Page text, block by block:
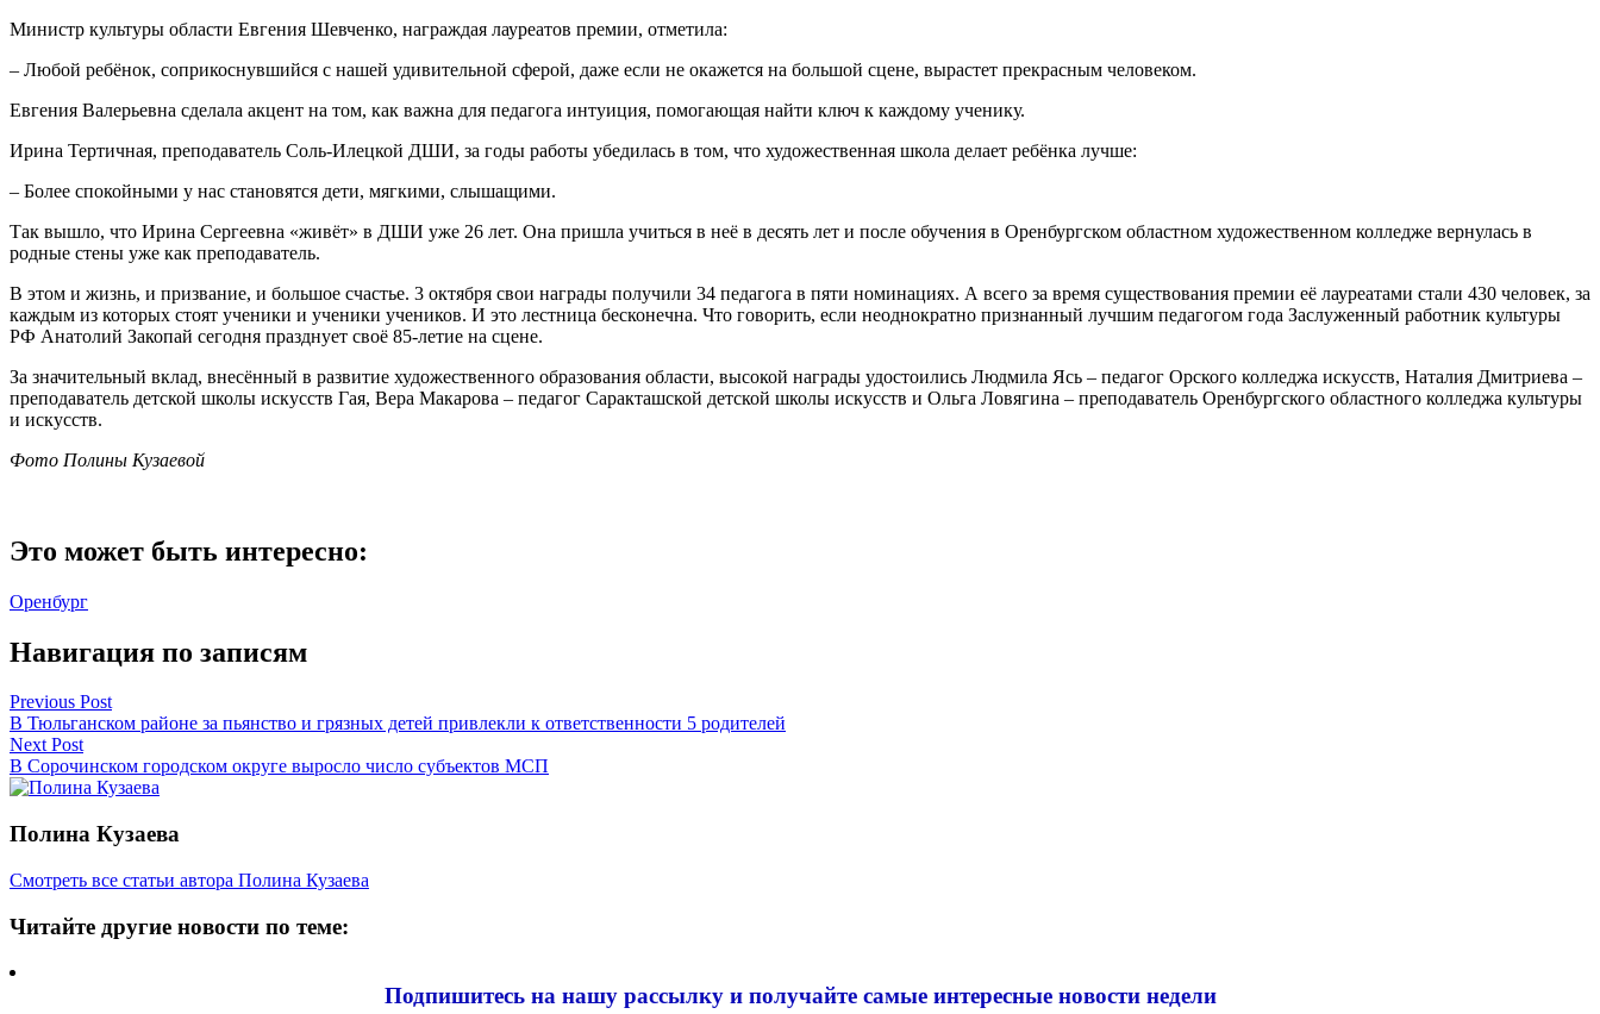
Министр культуры области Евгения Шевченко, награждая лауреатов премии, отметила:
– Любой ребёнок, соприкоснувшийся с нашей удивительной сферой, даже если не окажется на большой сцене, вырастет прекрасным человеком.
Евгения Валерьевна сделала акцент на том, как важна для педагога интуиция, помогающая найти ключ к каждому ученику.
Ирина Тертичная, преподаватель Соль-Илецкой ДШИ, за годы работы убедилась в том, что художественная школа делает ребёнка лучше:
– Более спокойными у нас становятся дети, мягкими, слышащими.
Так вышло, что Ирина Сергеевна «живёт» в ДШИ уже 26 лет. Она пришла учиться в неё в десять лет и после обучения в Оренбургском областном художественном колледже вернулась в
родные стены уже как преподаватель.
В этом и жизнь, и призвание, и большое счастье. 3 октября свои награды получили 34 педагога в пяти номинациях. А всего за время существования премии её лауреатами стали 430 человек, за
каждым из которых стоят ученики и ученики учеников. И это лестница бесконечна. Что говорить, если неоднократно признанный лучшим педагогом года Заслуженный работник культуры
РФ Анатолий Закопай сегодня празднует своё 85-летие на сцене.
За значительный вклад, внесённый в развитие художественного образования области, высокой награды удостоились Людмила Ясь – педагог Орского колледжа искусств, Наталия Дмитриева –
преподаватель детской школы искусств Гая, Вера Макарова – педагог Саракташской детской школы искусств и Ольга Ловягина – преподаватель Оренбургского областного колледжа культуры
и искусств.
Фото Полины Кузаевой
Это может быть интересно:
Оренбург
Навигация по записям
Previous Post
В Тюльганском районе за пьянство и грязных детей привлекли к ответственности 5 родителей
Next Post
В Сорочинском городском округе выросло число субъектов МСП
Полина Кузаева
Смотреть все статьи автора Полина Кузаева
Читайте другие новости по теме:
Подпишитесь на нашу рассылку и получайте самые интересные новости недели